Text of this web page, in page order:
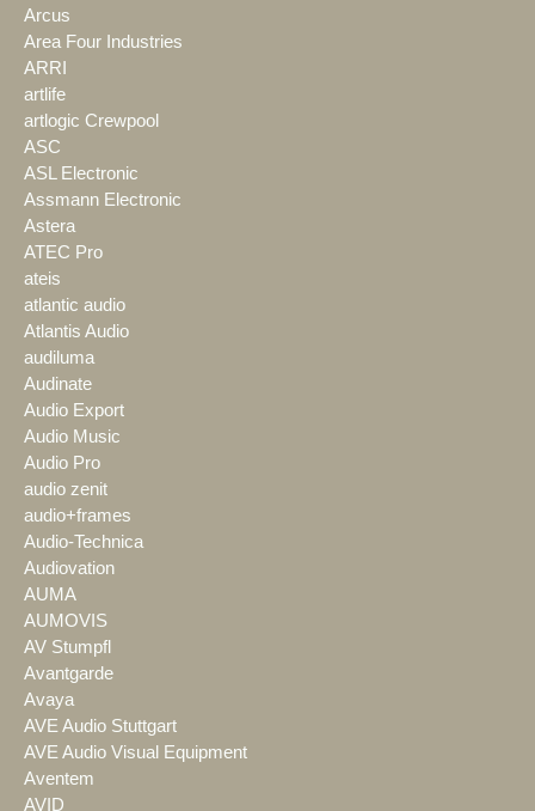
Arcus
Area Four Industries
ARRI
artlife
artlogic Crewpool
ASC
ASL Electronic
Assmann Electronic
Astera
ATEC Pro
ateis
atlantic audio
Atlantis Audio
audiluma
Audinate
Audio Export
Audio Music
Audio Pro
audio zenit
audio+frames
Audio-Technica
Audiovation
AUMA
AUMOVIS
AV Stumpfl
Avantgarde
Avaya
AVE Audio Stuttgart
AVE Audio Visual Equipment
Aventem
AVID